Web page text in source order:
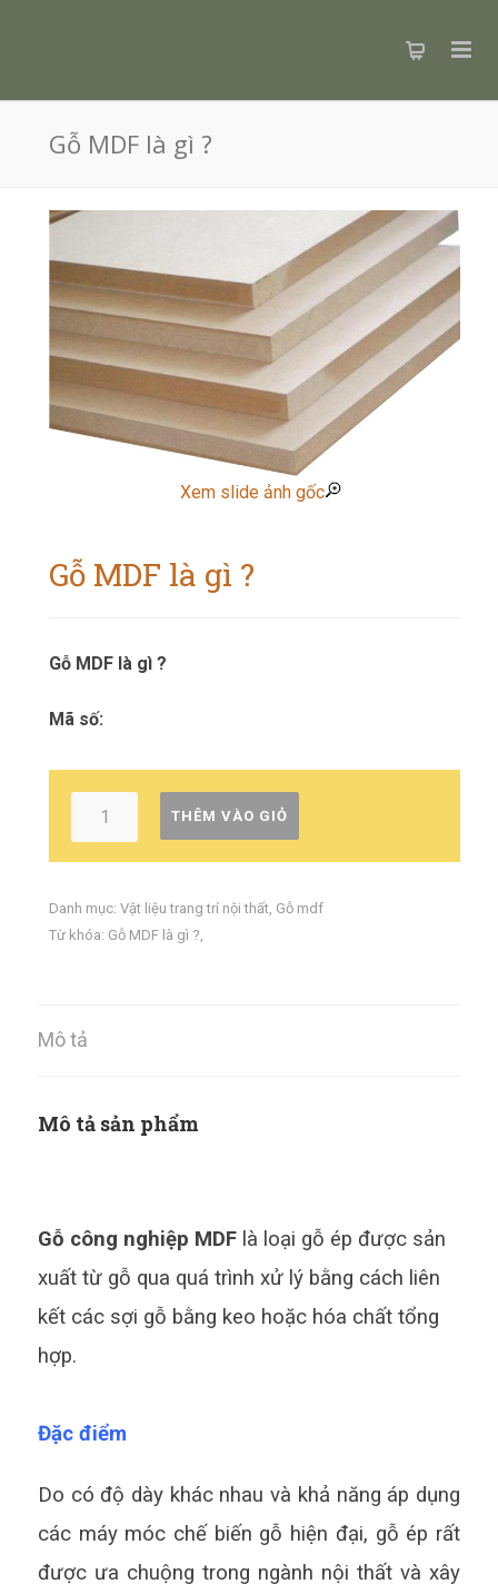
Gỗ MDF là gì ?
Xem slide ảnh gốc
Gỗ MDF là gì ?
Gỗ MDF là gì ?
Mã số:
THÊM VÀO GIỎ
Danh mục: Vật liệu trang trí nội thất, Gỗ mdf
Từ khóa: Gỗ MDF là gì ?,
Mô tả
Mô tả sản phẩm
Gỗ công nghiệp MDF là loại gỗ ép được sản
xuất từ gỗ qua quá trình xử lý bằng cách liên
kết các sợi gỗ bằng keo hoặc hóa chất tổng
hợp.
Đặc điểm
Do có độ dày khác nhau và khả năng áp dụng
các máy móc chế biến gỗ hiện đại, gỗ ép rất
được ưa chuộng trong ngành nội thất và xây